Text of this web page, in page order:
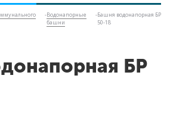
-Водонапорные
башни
-Башня водонапорная БР
50-18
БР